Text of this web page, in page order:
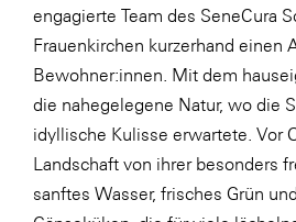
ikp
Johnson & Johnson
kosaplaner
LAT Nitrogen
engagierte Team des SeneCura
Frauenkirchen kurzerhand einen
Bewohner:innen. Mit dem
die nahegelegene Natur, wo die
idyllische Kulisse erwartete. Vor
Landschaft von ihrer besonders
sanftes Wasser, frisches Grün